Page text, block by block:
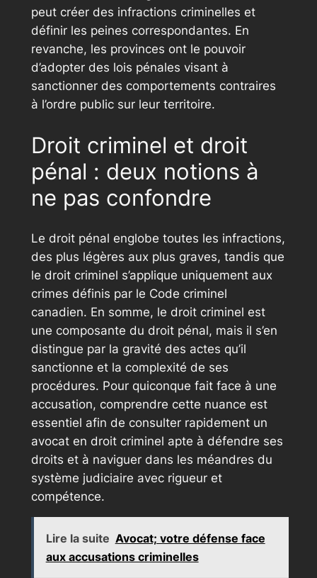
peut créer des infractions criminelles et
définir les peines correspondantes. En
revanche, les provinces ont le pouvoir
d’adopter des lois pénales visant à
sanctionner des comportements contraires
à l’ordre public sur leur territoire.
Droit criminel et droit
pénal : deux notions à
ne pas confondre
Le droit pénal englobe toutes les infractions,
des plus légères aux plus graves, tandis que
le droit criminel s’applique uniquement aux
crimes définis par le Code criminel
canadien. En somme, le droit criminel est
une composante du droit pénal, mais il s’en
distingue par la gravité des actes qu’il
sanctionne et la complexité de ses
procédures. Pour quiconque fait face à une
accusation, comprendre cette nuance est
essentiel afin de consulter rapidement un
avocat en droit criminel apte à défendre ses
droits et à naviguer dans les méandres du
système judiciaire avec rigueur et
compétence.
Lire la suite Avocat; votre défense face
aux accusations criminelles